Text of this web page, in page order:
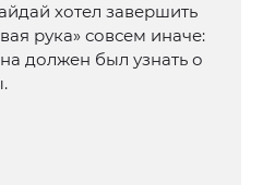
хотел завершить
рука» совсем иначе:
должен был узнать о